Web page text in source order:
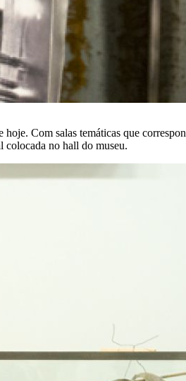
Com salas temáticas que
colocada no hall do museu.